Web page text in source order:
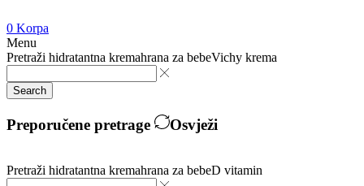
0 Korpa
Menu
Pretraži hidratantna kremahrana za bebeVichy krema
Search
Preporučene pretrage Osvježi
Pretraži hidratantna kremahrana za bebeD vitamin